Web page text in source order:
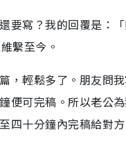
要寫？我的回覆是：
繫至今。
，輕鬆多了。朋友問
便可完稿。所以老公
四十分鐘內完稿給對